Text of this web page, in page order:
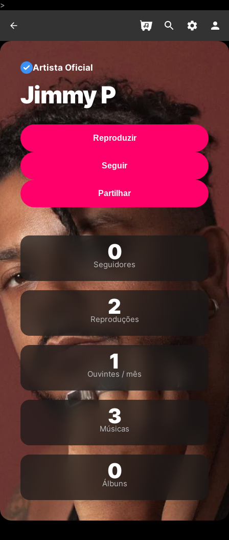
>
Artista Oficial
Jimmy P
Reproduzir
Seguir
Partilhar
0
Seguidores
2
Reproduções
1
Ouvintes / mês
3
Músicas
0
Álbuns